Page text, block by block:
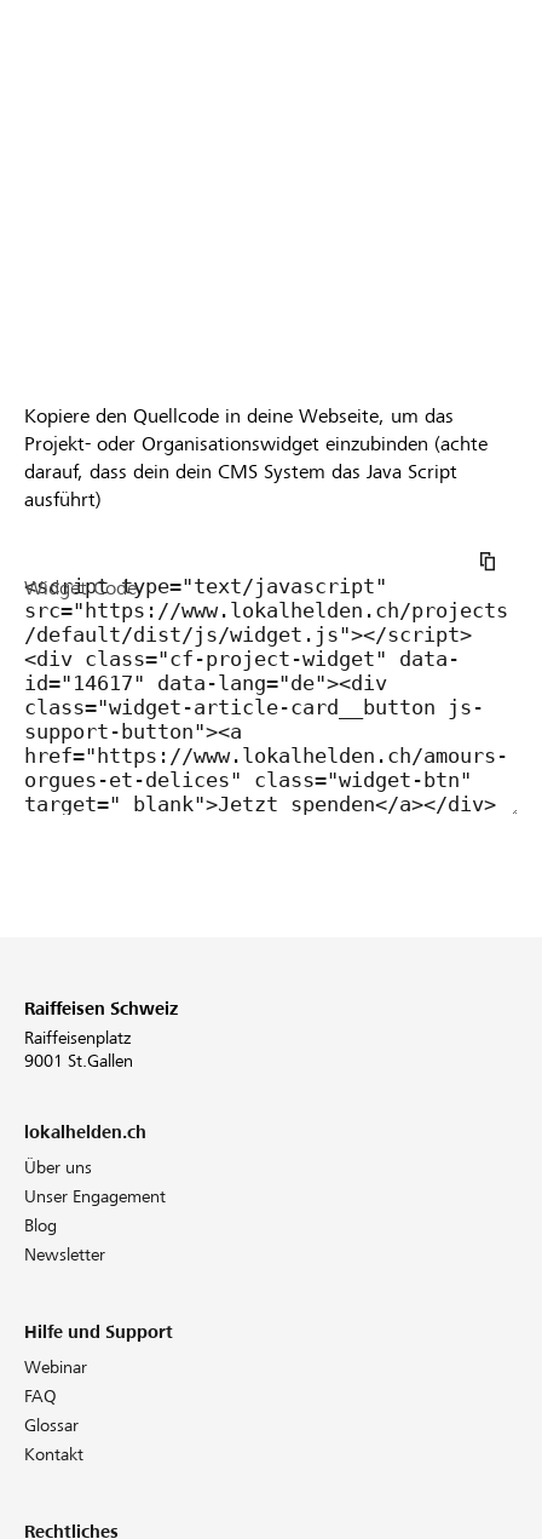
Kopiere den Quellcode in deine Webseite, um das
Projekt- oder Organisationswidget einzubinden (achte
darauf, dass dein dein CMS System das Java Script
ausführt)
Widget Code
Raiffeisen Schweiz
Raiffeisenplatz
9001 St.Gallen
lokalhelden.ch
Über uns
Unser Engagement
Blog
Newsletter
Hilfe und Support
Webinar
FAQ
Glossar
Kontakt
Rechtliches